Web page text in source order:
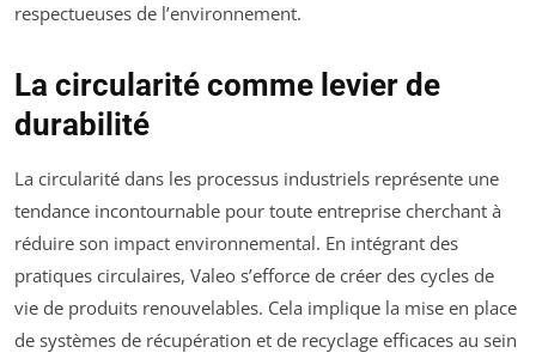
respectueuses de l’environnement.
La circularité comme levier de
durabilité
La circularité dans les processus industriels représente une
tendance incontournable pour toute entreprise cherchant à
réduire son impact environnemental. En intégrant des
pratiques circulaires, Valeo s’efforce de créer des cycles de
vie de produits renouvelables. Cela implique la mise en place
de systèmes de récupération et de recyclage efficaces au sein